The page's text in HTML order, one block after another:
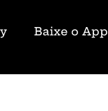
Baixe o App